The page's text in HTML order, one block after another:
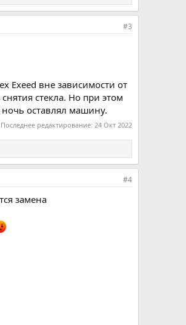
#3
Exeed вне зависимости от
стекла. Но при этом
ночь оставлял машину.
Последнее редактирование: 24 Окт 2022
#4
замена